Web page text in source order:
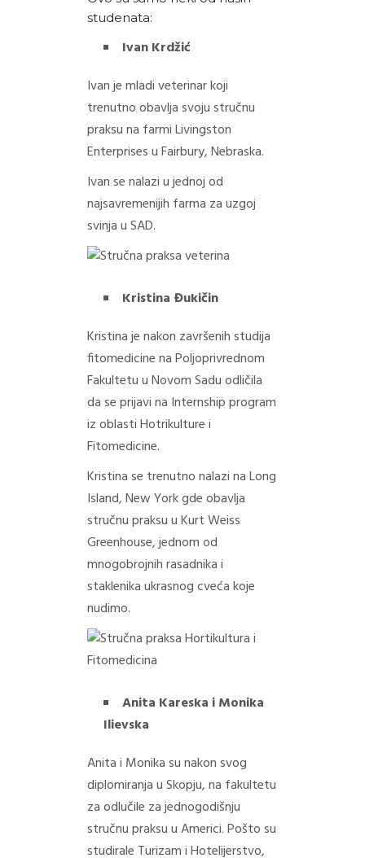
studenata:
Ivan Krdžić
Ivan je mladi veterinar koji
trenutno obavlja svoju stručnu
praksu na farmi Livingston
Enterprises u Fairbury, Nebraska.
Ivan se nalazi u jednoj od
najsavremenijih farma za uzgoj
svinja u SAD.
Kristina Đukičin
Kristina je nakon završenih studija
fitomedicine na Poljoprivrednom
Fakultetu u Novom Sadu odličila
da se prijavi na Internship program
iz oblasti Hotrikulture i
Fitomedicine.
Kristina se trenutno nalazi na Long
Island, New York gde obavlja
stručnu praksu u Kurt Weiss
Greenhouse, jednom od
mnogobrojnih rasadnika i
staklenika ukrasnog cveća koje
nudimo.
Anita Kareska i Monika
Ilievska
Anita i Monika su nakon svog
diplomiranja u Skopju, na fakultetu
za odlučile za jednogodišnju
stručnu praksu u Americi. Pošto su
studirale Turizam i Hotelijerstvo,